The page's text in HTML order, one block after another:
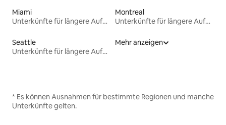
Miami
Unterkünfte für längere Aufenthalte
Montreal
Unterkünfte für längere Aufenthalte
Seattle
Unterkünfte für längere Aufenthalte
Mehr anzeigen
* Es können Ausnahmen für bestimmte Regionen und manche
Unterkünfte gelten.